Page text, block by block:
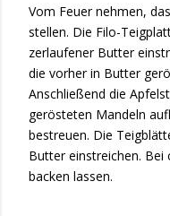
Vom Feuer nehmen,
stellen. Die Filo-
zerlaufener Butter
die vorher in Butter
Anschließend die
gerösteten Mandeln
bestreuen. Die
Butter einstreichen. Bei
backen lassen.